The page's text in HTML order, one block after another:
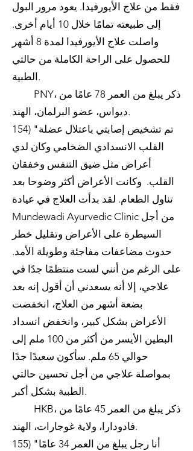
فقط من علاج الأيورفيدا. يعود مرور البول
إلى طبيعته تمامًا خلال 10 أيام أخرى.
واصلت علاج الأيورفيدا لمدة 8 أشهر
للحصول على الراحة الكاملة من حالتي
الطبية.
PNY، ذكر يبلغ من العمر 78 عامًا من
ديواس، عضو البرلمان، الهند.
154) "تم تشخيص إصابتي باعتلال عضلة
القلب الانسدادي الضخامي وكان لدي
أعراض مثل ضيق التنفس وخفقان
القلب. وكانت الأعراض أكثر وضوحا بعد
تناول الطعام. لقد بدأت العلاج في عيادة
Mundewadi Ayurvedic Clinic من أجل
السيطرة على الأعراض وتقليل خطر
حدوث مضاعفات مفاجئة وطويلة الأمد.
على الرغم من أنني لست منتظمًا جدًا في
علاجي، إلا أنه يسعدني أن أقول إنه بعد
بضعة أشهر من العلاج، انخفضت
الأعراض بشكل كبير، وانخفض انسداد
البطين الأيسر من أكثر من 100 ملم إلى
حوالي 65 ملم. سأكون سعيدًا جدًا
بمواصلة علاجي من أجل تحسين حالتي
الطبية بشكل أكبر.
HKB، ذكر يبلغ من العمر 45 عامًا من
فادودارا، ولاية غوجارات، الهند.
155) "أنا رجل يبلغ من العمر 34 عامًا